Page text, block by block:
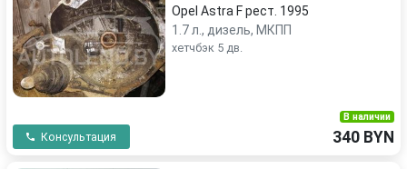
Opel Astra F рест. 1995
1.7 л., дизель, МКПП
хетчбэк 5 дв.
Консультация
В наличии
340 BYN